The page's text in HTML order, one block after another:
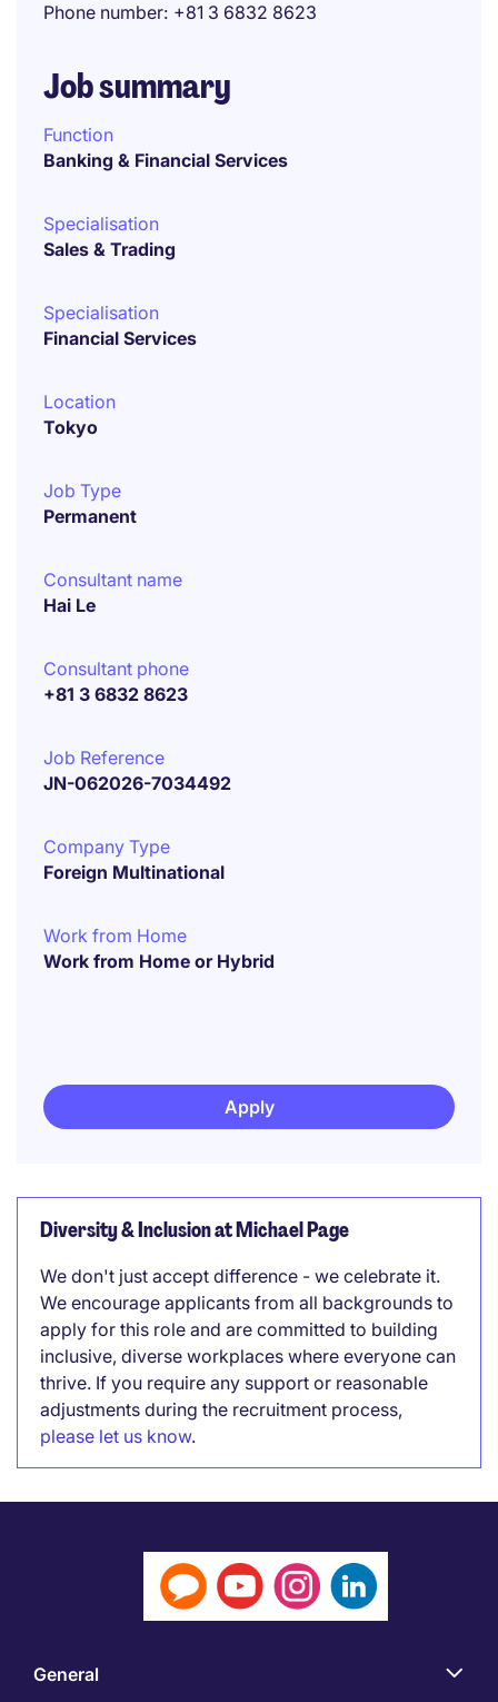
Phone number +81 3 6832 8623
Job summary
Function
Banking & Financial Services
Specialisation
Sales & Trading
Specialisation
Financial Services
Location
Tokyo
Job Type
Permanent
Consultant name
Hai Le
Consultant phone
+81 3 6832 8623
Job Reference
JN-062026-7034492
Company Type
Foreign Multinational
Work from Home
Work from Home or Hybrid
Apply
Diversity & Inclusion at Michael Page
We don't just accept difference - we celebrate it.
We encourage applicants from all backgrounds to
apply for this role and are committed to building
inclusive, diverse workplaces where everyone can
thrive. If you require any support or reasonable
adjustments during the recruitment process,
please let us know.
General